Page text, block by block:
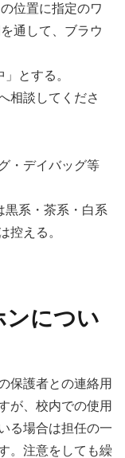
位置に指定のワ
通して、ブラウ
」 とする 。
相談して くださ
・デイバッグ等
系・茶系・白系
控える。
ンについ
保護者との連絡用
が、校内での使用
る場合は担任の一
。注意をしても繰